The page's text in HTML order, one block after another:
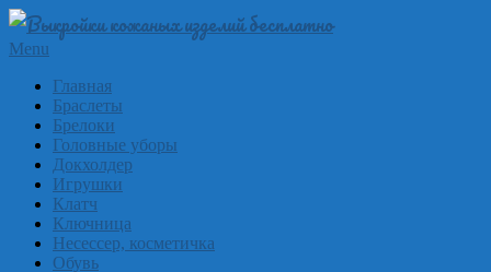
Skip
content
Выкройки
кожи
бесплатно
Skinpat
Primary
Menu
Menu
Главная
Браслеты
Брелоки
Головные уборы
Докхолдер
Игрушки
Клатч
Ключница
Несессер, косметичка
Обувь